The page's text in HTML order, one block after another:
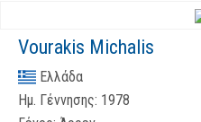
Vourakis Michalis
Ελλάδα
Ημ. Γέννησης: 1978